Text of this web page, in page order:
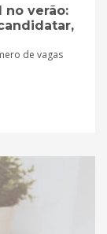
no verão:
de vagas